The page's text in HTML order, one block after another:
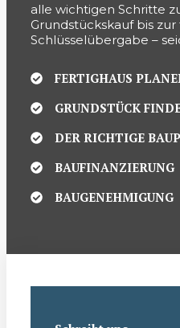
alle wichtigen Schritte
Grundstückskauf bis zur
Schlüsselübergabe –
FERTIGHAUS
GRUNDSTÜCK
DER RICHTIGE
BAUFINANZIERUNG
BAUGENEHMIGUNG